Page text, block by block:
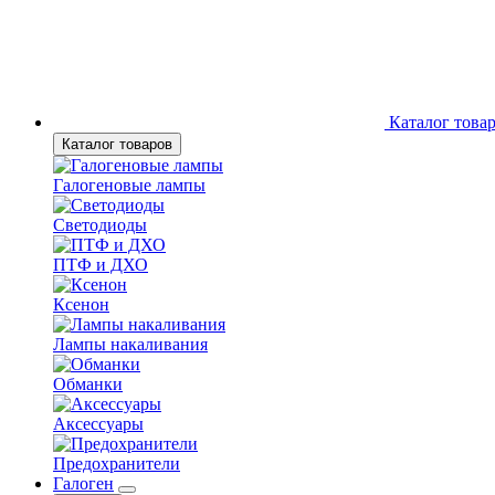
Каталог
Каталог товаров
Галогеновые лампы
Светодиоды
ПТФ и ДХО
Ксенон
Лампы накаливания
Обманки
Аксессуары
Предохранители
Галоген